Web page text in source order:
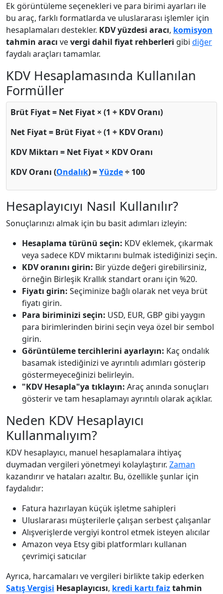
Ek görüntüleme seçenekleri ve para birimi ayarları ile
bu araç, farklı formatlarda ve uluslararası işlemler için
hesaplamaları destekler. KDV yüzdesi aracı, komisyon
tahmin aracı vevergi dahil fiyat rehberleri gibi diğer
faydalı araçları tamamlar.
KDV Hesaplamasında Kullanılan
Formüller
Brüt Fiyat = Net Fiyat × (1 + KDV Oranı)
Net Fiyat = Brüt Fiyat ÷ (1 + KDV Oranı)
KDV Miktarı = Net Fiyat × KDV Oranı
KDV Oranı (Ondalık) =Yüzde÷ 100
Hesaplayıcıyı Nasıl Kullanılır?
Sonuçlarınızı almak için bu basit adımları izleyin:
Hesaplama türünü seçin: KDV eklemek, çıkarmak
veya sadece KDV miktarını bulmak istediğinizi seçin.
KDV oranını girin: Bir yüzde değeri girebilirsiniz,
örneğin Birleşik Krallık standart oranı için %20.
Fiyatı girin: Seçiminize bağlı olarak net veya brüt
fiyatı girin.
Para biriminizi seçin: USD, EUR, GBP gibi yaygın
para birimlerinden birini seçin veya özel bir sembol
girin.
Görüntüleme tercihlerini ayarlayın: Kaç ondalık
basamak istediğinizi ve ayrıntılı adımları gösterip
göstermeyeceğinizi belirleyin.
"KDV Hesapla"ya tıklayın: Araç anında sonuçları
gösterir ve tam hesaplamayı ayrıntılı olarak açıklar.
Neden KDV Hesaplayıcı
Kullanmalıyım?
KDV hesaplayıcı, manuel hesaplamalara ihtiyaç
duymadan vergileri yönetmeyi kolaylaştırır. Zaman
kazandırır ve hataları azaltır. Bu, özellikle şunlar için
faydalıdır:
Fatura hazırlayan küçük işletme sahipleri
Uluslararası müşterilerle çalışan serbest çalışanlar
Alışverişlerde vergiyi kontrol etmek isteyen alıcılar
Amazon veya Etsy gibi platformları kullanan
çevrimiçi satıcılar
Ayrıca, harcamaları ve vergileri birlikte takip ederken
Satış Vergisi Hesaplayıcısı, kredi kartı faiztahmin